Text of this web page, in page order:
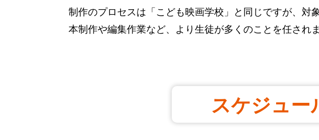
制作のプロセスは「こども映画学校」と同じですが、対
本制作や編集作業など、より生徒が多くのことを任されま
スケジュー